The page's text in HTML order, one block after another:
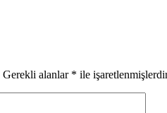
Gerekli alanlar * ile